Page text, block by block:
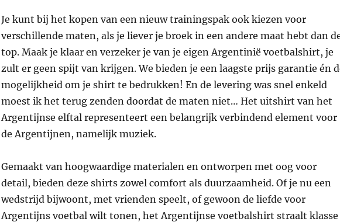
Je kunt bij het kopen van een nieuw trainingspak ook kiezen voor
verschillende maten, als je liever je broek in een andere maat hebt dan
top. Maak je klaar en verzeker je van je eigen Argentinië voetbalshirt, je
zult er geen spijt van krijgen. We bieden je een laagste prijs garantie én
mogelijkheid om je shirt te bedrukken! En de levering was snel enkeld
moest ik het terug zenden doordat de maten niet… Het uitshirt van het
Argentijnse elftal representeert een belangrijk verbindend element voor
de Argentijnen, namelijk muziek.
Gemaakt van hoogwaardige materialen en ontworpen met oog voor
detail, bieden deze shirts zowel comfort als duurzaamheid. Of je nu een
wedstrijd bijwoont, met vrienden speelt, of gewoon de liefde voor
Argentijns voetbal wilt tonen, het Argentijnse voetbalshirt straalt klasse